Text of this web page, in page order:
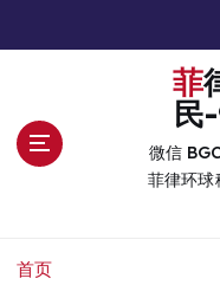
菲律宾环球移
民
微信
菲律环球
首页